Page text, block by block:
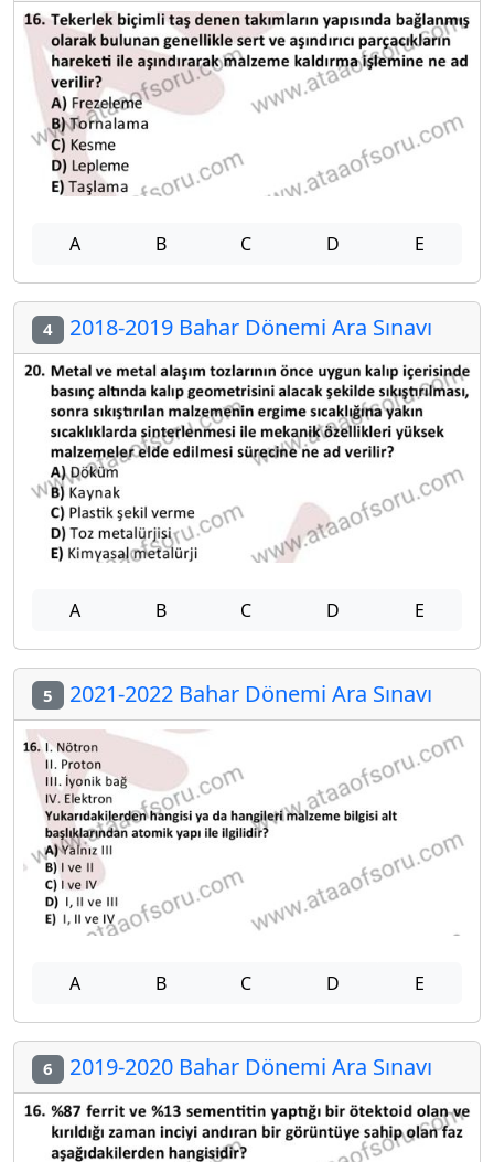
A B C D E
4 2018-2019 Bahar Dönemi Ara Sınavı
A B C D E
5 2021-2022 Bahar Dönemi Ara Sınavı
A B C D E
6 2019-2020 Bahar Dönemi Ara Sınavı